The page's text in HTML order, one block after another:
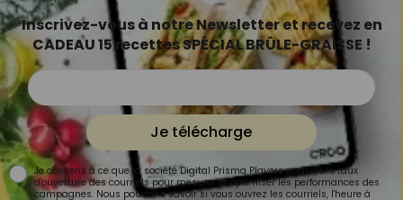
Inscrivez-vous à notre Newsletter et recevez en
CADEAU 15 recettes SPÉCIAL BRÛLE-GRAISSE !
Je télécharge
Je consens à ce que la société Digital Prisma Players analyse le taux
d'ouverture des courriels pour mesurer et optimiser les performances des
campagnes. Nous pourrons savoir si vous ouvrez les courriels, l'heure à